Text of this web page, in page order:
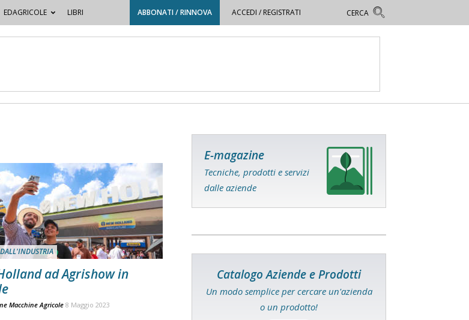
EDAGRICOLE LIBRI ABBONATI / RINNOVA ACCEDI / REGISTRATI
ad Agrishow in
Macchine Agricole8 Maggio 2023
E-magazine
Tecniche, prodotti e servizi
dalle aziende
Catalogo Aziende e Prodotti
Un modo semplice per cercare un'azienda
o un prodotto!